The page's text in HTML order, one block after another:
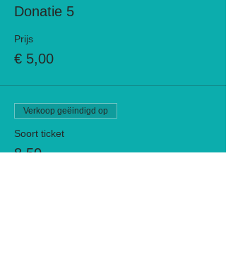
Donatie 5
Prijs
€ 5,00
Verkoop geëindigd op
Soort ticket
8,50